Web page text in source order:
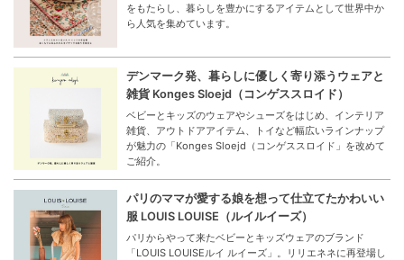
をもたらし、暮らしを豊かにするアイテムとして世界中か
ら人気を集めています。
デンマーク発、暮らしに優しく寄り添うウェアと
雑貨 Konges Sloejd（コンゲススロイド）
ベビーとキッズのウェアやシューズをはじめ、インテリア
雑貨、アウトドアアイテム、トイなど幅広いラインナップ
が魅力の「Konges Sloejd（コンゲススロイド」を改めて
ご紹介。
パリのママが愛する娘を想って仕立てたかわいい
服 LOUIS LOUISE（ルイルイーズ）
パリからやって来たベビーとキッズウェアのブランド
「LOUIS LOUISEルイ ルイーズ」。リリエネネに再登場し